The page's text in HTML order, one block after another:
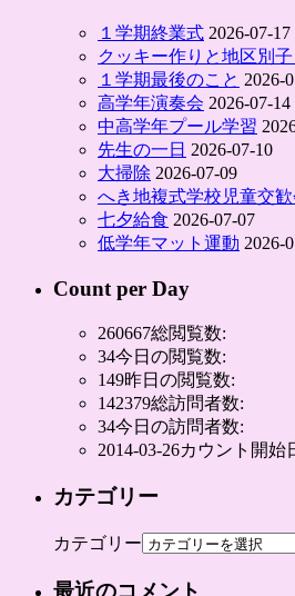
１学期終業式 2026-07-17
クッキー作りと地区別
１学期最後のこと 2026-
高学年演奏会 2026-07-14
中高学年プール学習
先生の一日 2026-07-10
大掃除 2026-07-09
へき地複式学校児童交歓
七夕給食 2026-07-07
低学年マット運動 2026-
Count per Day
260667総閲覧数:
34今日の閲覧数:
149昨日の閲覧数:
142379総訪問者数:
34今日の訪問者数:
2014-03-26カウント開始
カテゴリー
カテゴリー
最近のコメント